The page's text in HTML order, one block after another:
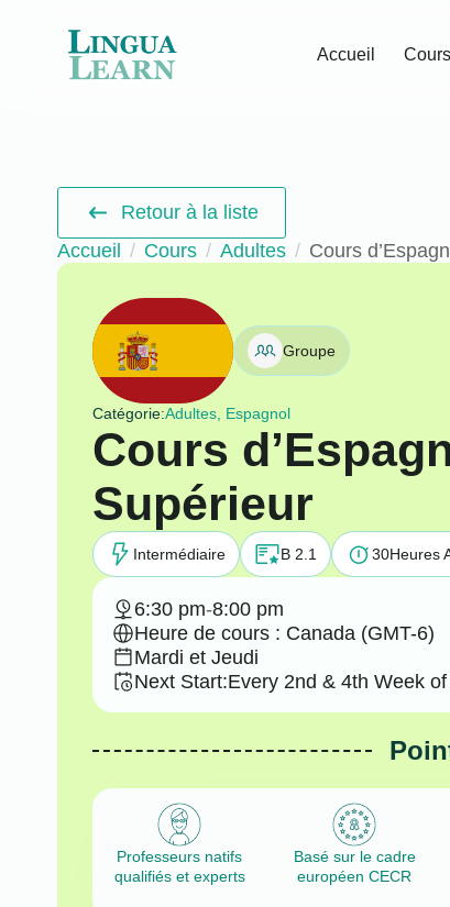
Accueil
Retour à la liste
Accueil
Cours Adultes Cours
Groupe
Catégorie:Adultes, Espagnol
Cours
Supérieur
Intermédiaire B 2.1 30Heures
6:30 pm-8:00 pm
Heure de cours : Canada (GMT-6)
Mardi et Jeudi
Next Start:Every 2nd & 4th Week
Professeurs natifs
qualifiés et experts
Basé sur le cadre
européen CECR